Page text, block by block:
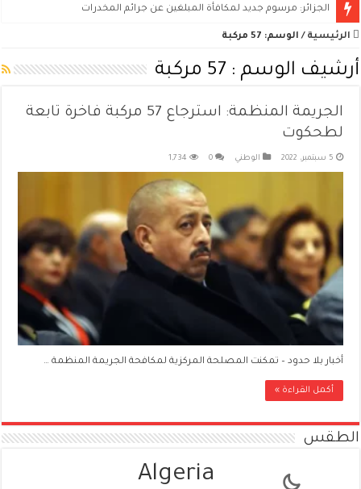
الجزائر: مرسوم جديد لمكافأة المبلغين عن جرائم المخدرات
الرئيسية / الوسم: 57 مركبة
أرشيف الوسم : 57 مركبة
الجريمة المنظمة: استرجاع 57 مركبة فاخرة تابعة
لطحكوت
5 سبتمبر، 2022 الوطني 0
1,734
أخبار بلا حدود – تمكنت المصلحة المركزية لمكافحة الجريمة المنظمة …
أكمل القراءة »
الطقس
Algeria